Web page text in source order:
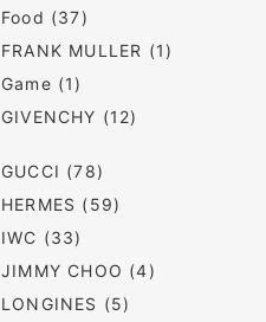
Food (37)
FRANK MULLER (1)
Game (1)
GIVENCHY (12)
GUCCI (78)
HERMES (59)
IWC (33)
JIMMY CHOO (4)
LONGINES (5)